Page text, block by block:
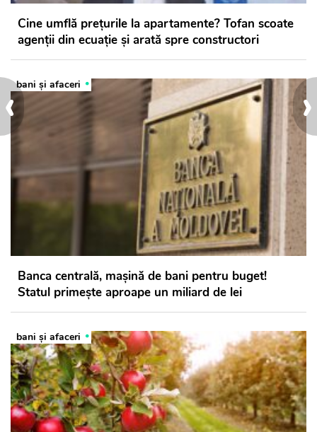
›
‹
Cine umflă prețurile la apartamente? Tofan scoate
agenții din ecuație și arată spre constructori
bani și afaceri
Banca centrală, mașină de bani pentru buget!
Statul primește aproape un miliard de lei
bani și afaceri